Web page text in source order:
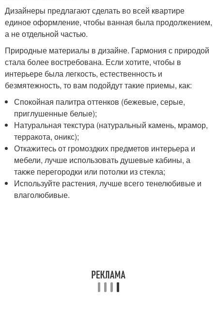
Дизайнеры предлагают сделать во всей квартире
единое оформление, чтобы ванная была продолжением,
а не отдельной частью.
Природные материалы в дизайне. Гармония с природой
стала более востребована. Если хотите, чтобы в
интерьере была легкость, естественность и
безмятежность, то вам подойдут такие приемы, как:
Спокойная палитра оттенков (бежевые, серые,
приглушенные белые);
Натуральная текстура (натуральный камень, мрамор,
терракота, оникс);
Откажитесь от громоздких предметов интерьера и
мебели, лучше использовать душевые кабины, а
также перегородки или потолки из стекла;
Используйте растения, лучше всего тенелюбивые и
влаголюбивые.